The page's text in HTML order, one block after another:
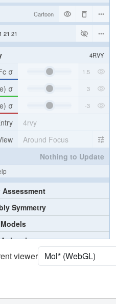
Cartoon
21 21
4RVY
σ
σ
σ
4rvy
Around Focus
Nothing to Update
Assessment
Symmetry
viewer